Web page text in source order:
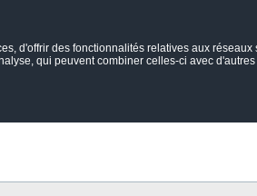
d'offrir des fonctionnalités relatives aux
qui peuvent combiner celles-ci avec